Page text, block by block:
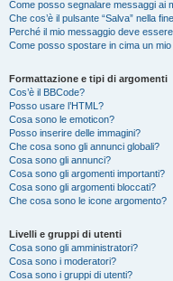
Come posso segnalare messaggi ai
Che cos’è il pulsante “Salva” nella
Perché il mio messaggio deve
Come posso spostare in cima un
Formattazione e tipi di argomenti
Cos’è il BBCode?
Posso usare l’HTML?
Cosa sono le emoticon?
Posso inserire delle immagini?
Che cosa sono gli annunci globali?
Cosa sono gli annunci?
Cosa sono gli argomenti importanti?
Cosa sono gli argomenti bloccati?
Che cosa sono le icone argomento?
Livelli e gruppi di utenti
Cosa sono gli amministratori?
Cosa sono i moderatori?
Cosa sono i gruppi di utenti?